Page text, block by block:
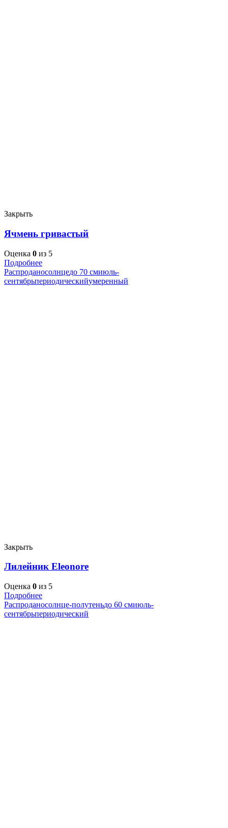
Закрыть
Ячмень гривастый
Оценка 0 из 5
Подробнее
Распроданосолнцедо 70 смиюль-
сентябрьпериодическийумеренный
Закрыть
Лилейник Eleonore
Оценка 0 из 5
Подробнее
Распроданосолнце-полутеньдо 60 смиюль-
сентябрьпериодический